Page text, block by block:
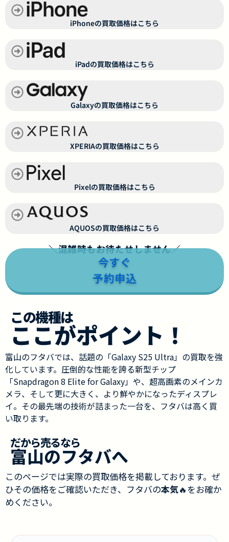
iPhoneの買取価格はこちら
iPadの買取価格はこちら
Galaxyの買取価格はこちら
XPERIAの買取価格はこちら
Pixelの買取価格はこちら
AQUOSの買取価格はこちら
＼混雑時もお待たせしません／
今すぐ
予約申込
この機種は
ここがポイント！
富山のフタバでは、話題の「Galaxy S25 Ultra」の買取を強
化しています。圧倒的な性能を誇る新型チップ
「Snapdragon 8 Elite for Galaxy」や、超高画素のメインカ
メラ、そして更に大きく、より鮮やかになったディスプレ
イ。その最先端の技術が詰まった一台を、フタバは高く買
い取ります。
だから売るなら
富山のフタバへ
このページでは実際の買取価格を掲載しております。ぜ
ひその価格をご確認いただき、フタバの本気🔥をお確か
めください。